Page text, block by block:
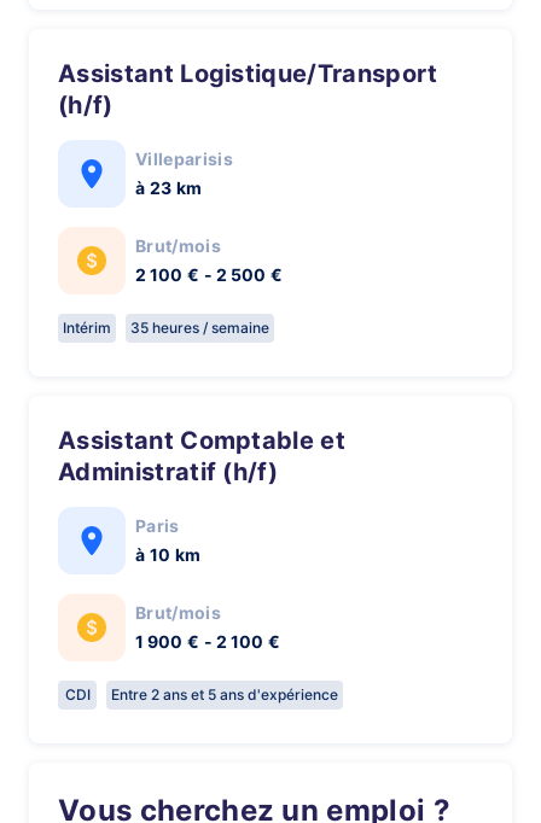
Assistant Logistique/Transport
(h/f)
Villeparisis
à 23 km
Brut/mois
2 100 € - 2 500 €
Intérim 35 heures / semaine
Assistant Comptable et
Administratif (h/f)
Paris
à 10 km
Brut/mois
1 900 € - 2 100 €
CDI Entre 2 ans et 5 ans d'expérience
Vous cherchez un emploi ?